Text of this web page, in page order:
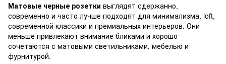
Матовые черные розетки выглядят сдержанно,
современно и часто лучше подходят для минимализма, loft,
современной классики и премиальных интерьеров. Они
меньше привлекают внимание бликами и хорошо
сочетаются с матовыми светильниками, мебелью и
фурнитурой.